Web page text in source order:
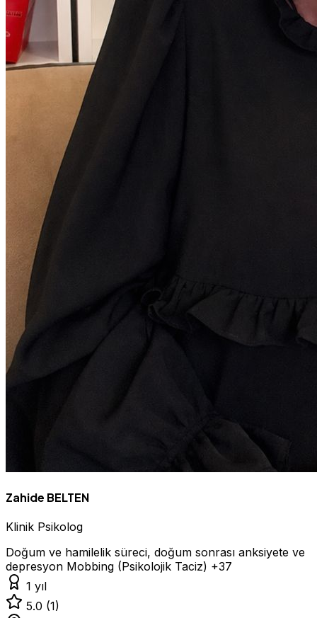
Zahide BELTEN
Klinik Psikolog
Doğum ve hamilelik süreci, doğum sonrası anksiyete ve
depresyon Mobbing (Psikolojik Taciz) +37
1 yıl
5.0 (1)